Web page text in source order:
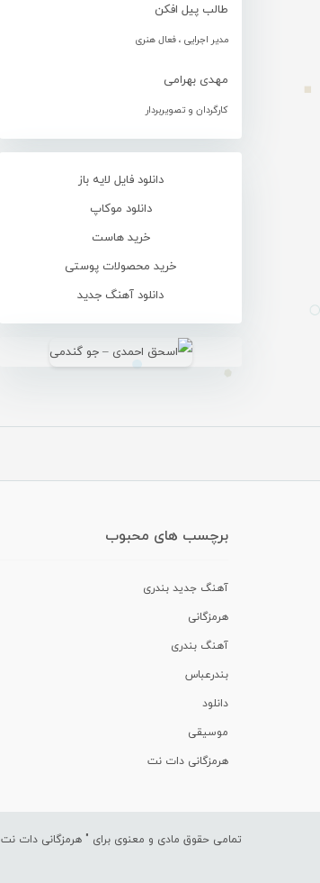
طالب پیل افکن
مدیر اجرایی ، فعال هنری
مهدی بهرامی
کارگردان و تصویربردار
دانلود فایل لایه باز
دانلود موکاپ
خرید هاست
خرید محصولات پوستی
دانلود آهنگ جدید
برچسب های محبوب
آهنگ جدید بندری
هرمزگانی
آهنگ بندری
بندرعباس
دانلود
موسیقی
هرمزگانی دات نت
تمامی حقوق مادی و معنوی برای " هرمزگانی دات نت